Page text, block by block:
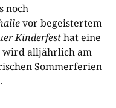
noch
vor begeistertem
er Kinderfesthat eine
wird alljährlich am
Sommerferien